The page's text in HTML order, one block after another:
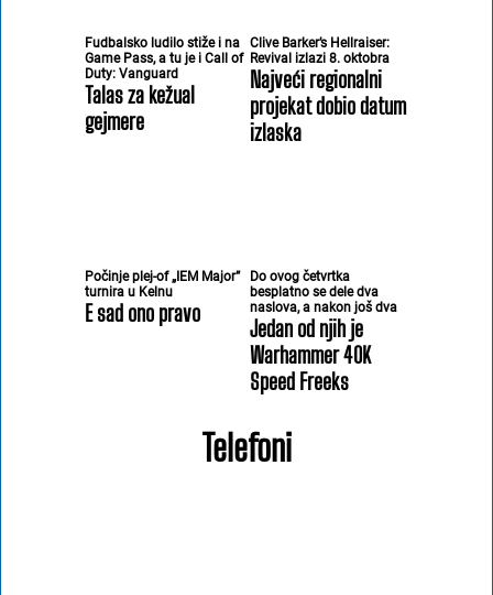
Fudbalsko ludilo stiže i na
Game Pass, a tu je i Call of
Duty: Vanguard
Talas za kežual
gejmere
Clive Barker’s Hellraiser:
Revival izlazi 8. oktobra
Najveći regionalni
projekat dobio datum
izlaska
Počinje plej-of „IEM Major”
turnira u Kelnu
E sad ono pravo
Do ovog četvrtka
besplatno se dele dva
naslova, a nakon još dva
Jedan od njih je
Warhammer 40K
Speed Freeks
Telefoni